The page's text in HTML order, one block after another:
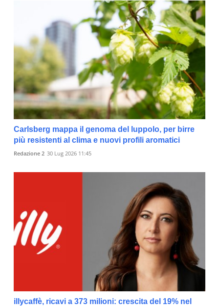
Carlsberg mappa il genoma del luppolo, per birre
più resistenti al clima e nuovi profili aromatici
Redazione 2 30 Lug 2026 11:45
illycaffè, ricavi a 373 milioni: crescita del 19% nel